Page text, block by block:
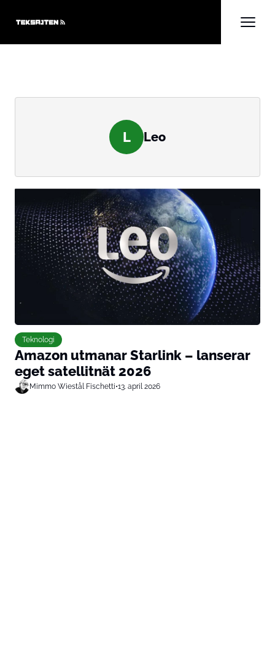
L Leo
Teknologi
Amazon utmanar Starlink – lanserar
eget satellitnät 2026
Mimmo Wiestål Fischetti•13. april 2026